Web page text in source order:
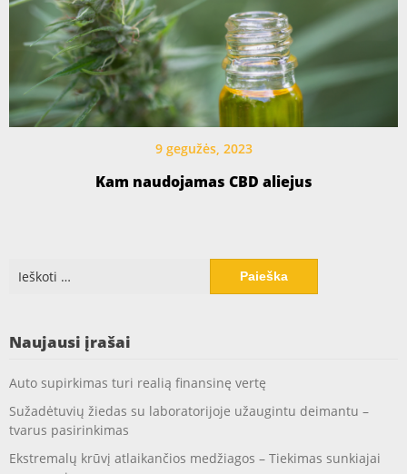
9 gegužės, 2023
Kam naudojamas CBD aliejus
Ieškoti:
Naujausi įrašai
Auto supirkimas turi realią finansinę vertę
Sužadėtuvių žiedas su laboratorijoje užaugintu deimantu –
tvarus pasirinkimas
Ekstremalų krūvį atlaikančios medžiagos – Tiekimas sunkiajai